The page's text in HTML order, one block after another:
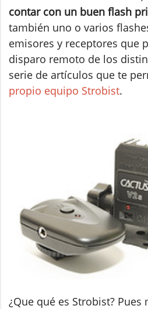
contar con un buen flash
también uno o varios
emisores y receptores que
disparo remoto de los
serie de artículos que te
propio equipo Strobist.
¿Que qué es Strobist?